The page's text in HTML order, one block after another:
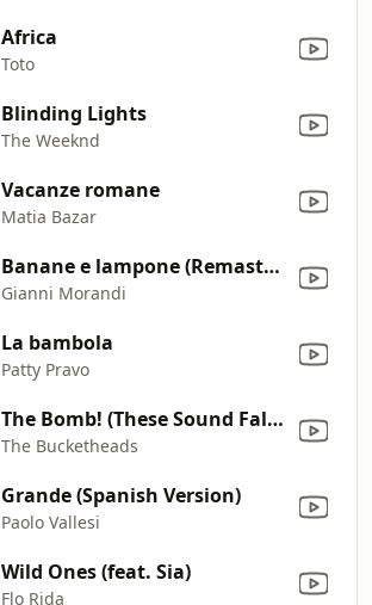
Africa
Toto
Blinding Lights
The Weeknd
Vacanze romane
Matia Bazar
Banane e lampone (Remasterd 2007)
Gianni Morandi
La bambola
Patty Pravo
The Bomb! (These Sound Fall Into My Mind) [Radio Edit]
The Bucketheads
Grande (Spanish Version)
Paolo Vallesi
Wild Ones (feat. Sia)
Flo Rida